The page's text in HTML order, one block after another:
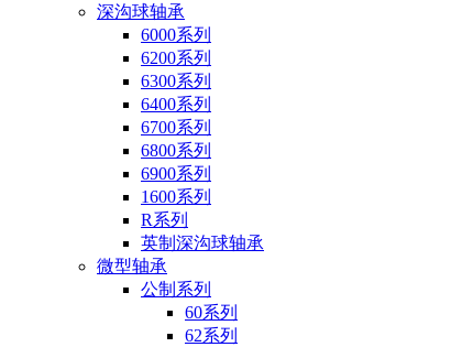
深沟球轴承
6000系列
6200系列
6300系列
6400系列
6700系列
6800系列
6900系列
1600系列
R系列
英制深沟球轴承
微型轴承
公制系列
60系列
62系列